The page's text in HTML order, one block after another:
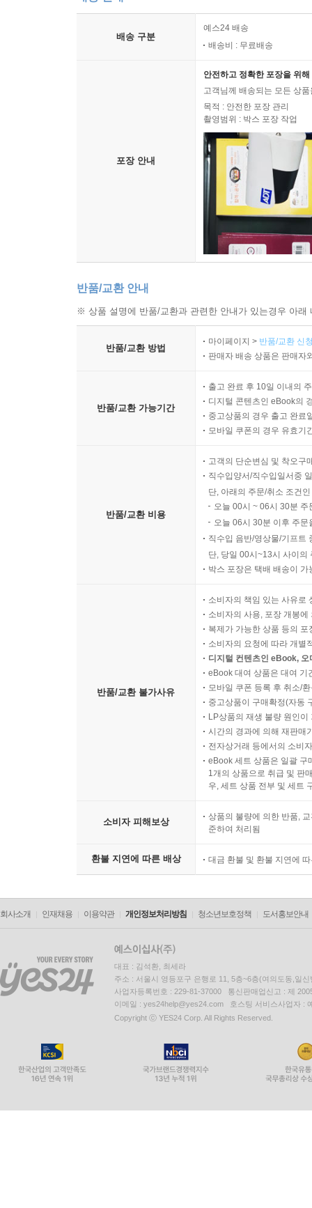
배송 구분
예스24 배송
배송비 : 무료배송
포장 안내
안전하고 정확한 포장을 위
고객님께 배송되는 모든 상
목적 : 안전한 포장 관리
촬영범위 : 박스 포장 작업
반품/교환 안내
※ 상품 설명에 반품/교환과 관련한 안내가 있는경우 아
반품/교환 방법
마이페이지 > 반품/교환 신
판매자 배송 상품은 판매자
반품/교환 가능기간
출고 완료 후 10일 이내의
디지털 콘텐츠인 eBook의
중고상품의 경우 출고 완료
모바일 쿠폰의 경우 유효기
반품/교환 비용
고객의 단순변심 및 착오구
직수입양서/직수입일서중
단, 아래의 주문/취소 조건
오늘 00시 ~ 06시 30분
오늘 06시 30분 이후 주
직수입 음반/영상물/기프트
단, 당일 00시~13시 사이의
박스 포장은 택배 배송이
반품/교환 불가사유
소비자의 책임 있는 사유로
소비자의 사용, 포장 개봉
복제가 가능한 상품 등의
소비자의 요청에 따라 개별
디지털 컨텐츠인 eBook,
eBook 대여 상품은 대여 기
모바일 쿠폰 등록 후 취소/
중고상품이 구매확정(자동
LP상품의 재생 불량 원인
시간의 경과에 의해 재판매
전자상거래 등에서의 소비
eBook 세트 상품은 일괄 구
1개의 상품으로 취급 및 판
우, 세트 상품 전부 및 세트
소비자 피해보상
상품의 불량에 의한 반품,
준하여 처리됨
환불 지연에 따른 배상 대금 환불 및 환불 지연에
회사소개 인재채용 이용약관 개인정보처리방침 청소년보호정책 도서홍보안내
대표 : 김석환, 최세라
주소 : 서울시 영등포구 은행로 11, 5층~6층(여의도동,일신
사업자등록번호 : 229-81-37000 통신판매업신고 : 제
이메일 : yes24help@yes24.com 호스팅 서비스사업자 :
Copyright ⓒ YES24 Corp. All Rights Reserved.